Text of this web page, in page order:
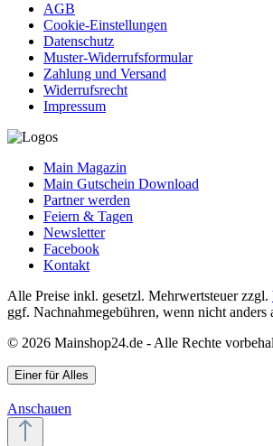
AGB
Cookie-Einstellungen
Datenschutz
Muster-Widerrufsformular
Zahlung und Versand
Widerrufsrecht
Impressum
Main Magazin
Main Gutschein Download
Partner werden
Feiern & Tagen
Newsletter
Facebook
Kontakt
Alle Preise inkl. gesetzl. Mehrwertsteuer zzgl.
ggf. Nachnahmegebühren, wenn nicht anders
© 2026 Mainshop24.de - Alle Rechte
Einer für Alles
Anschauen